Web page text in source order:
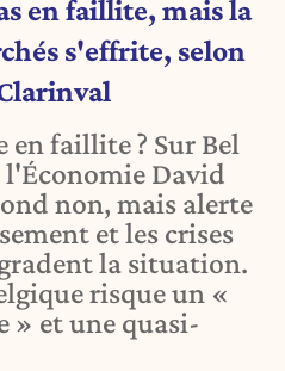
en faillite, mais la
s'effrite, selon
en faillite ? Sur Bel
l'Économie David
non, mais alerte
et les crises
la situation.
risque un «
» et une quasi-